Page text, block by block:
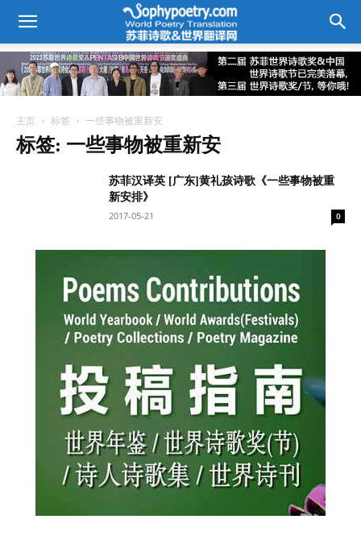
主页 标签 一些事物被重新安
标签: 一些事物被重新安
苏菲汉译英 [广东]黄礼孩诗歌《一些事物被重
新安排》
2017-05-21
0